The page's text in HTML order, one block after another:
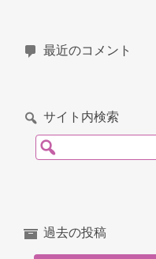
最近のコメント
サイト内検索
検索:
過去の投稿